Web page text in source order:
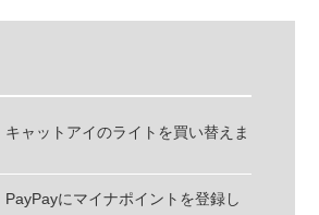
キャットアイのライトを買い替えま
PayPayにマイナポイントを登録し